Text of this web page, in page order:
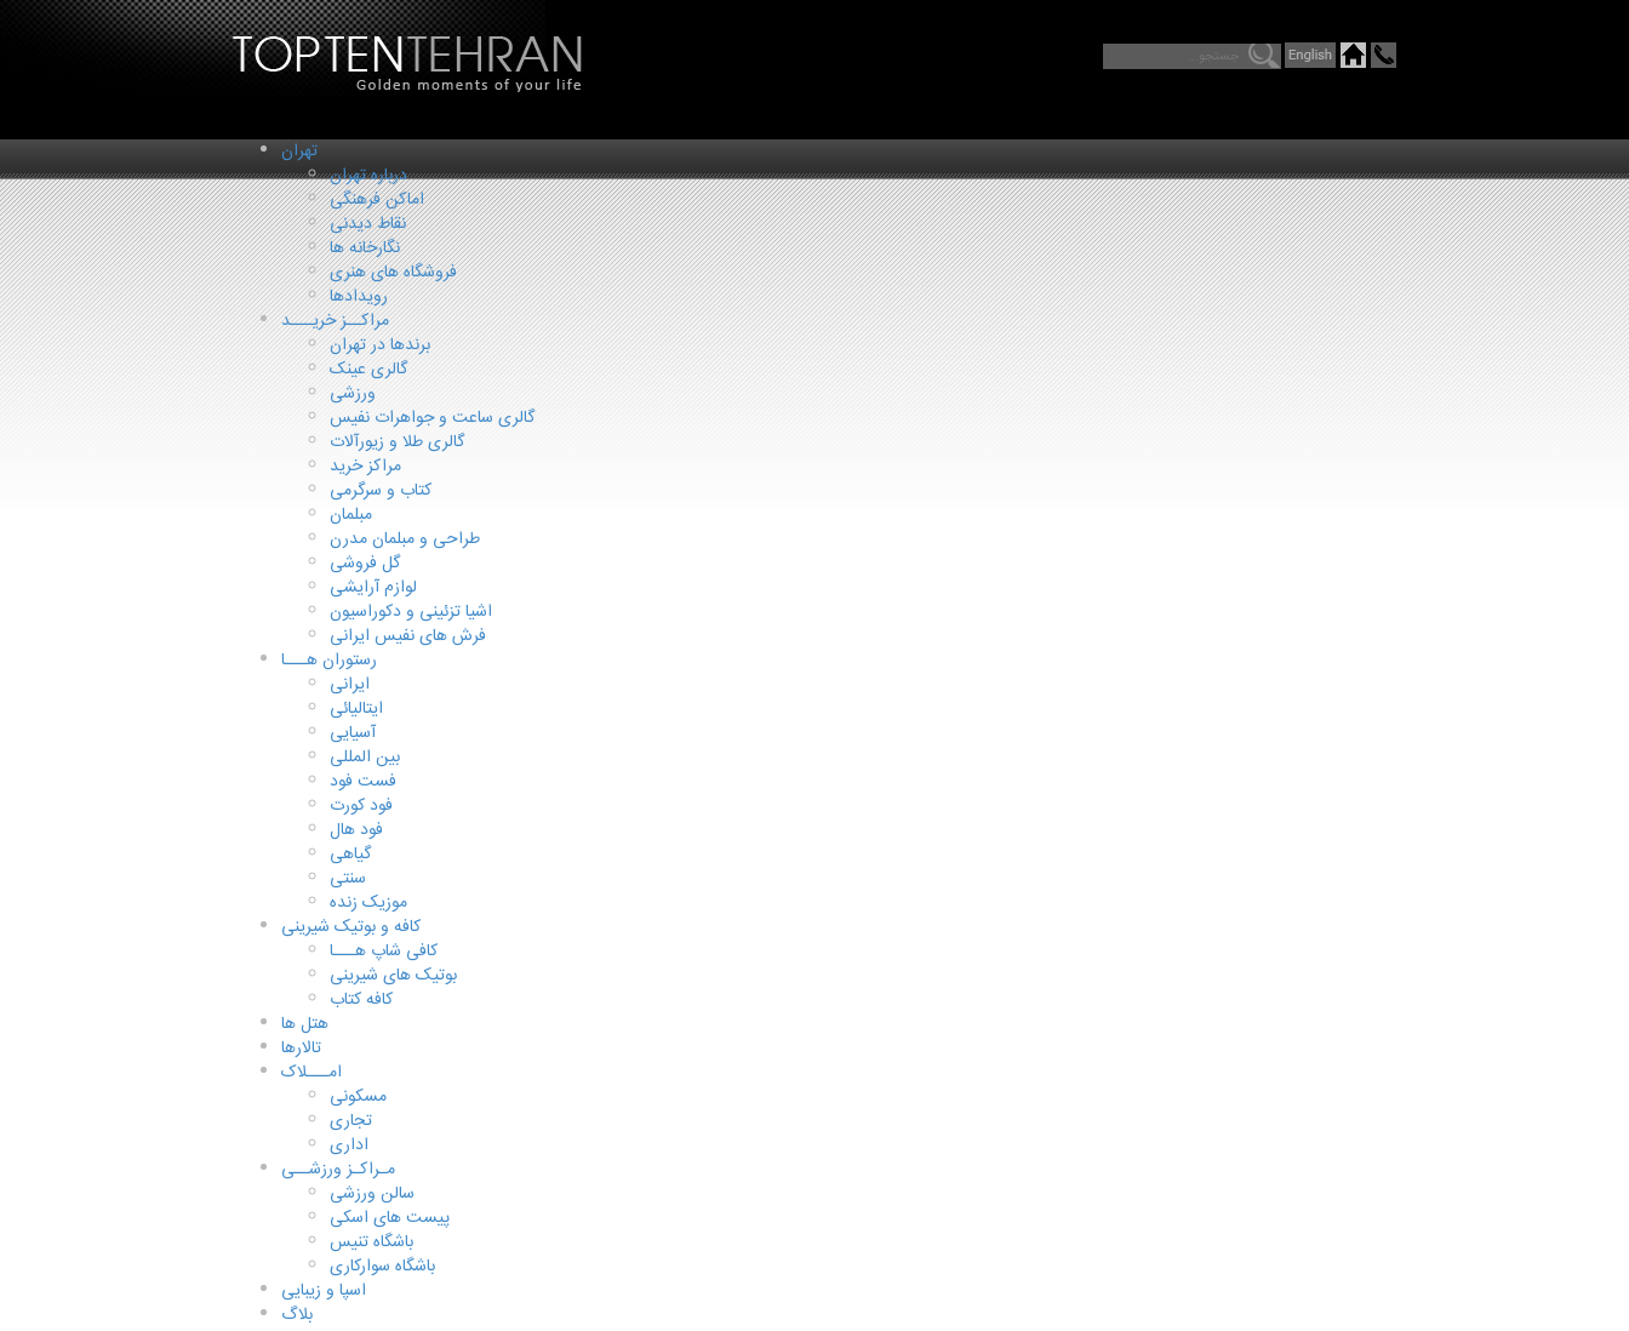
تهران
درباره تهران
اماکن فرهنگی
نقاط دیدنی
نگارخانه ها
فروشگاه های هنری
رویدادها
مراکــز خریـــد
برندها در تهران
گالری عینک
ورزشی
گالری ساعت و جواهرات نفیس
گالری طلا و زیورآلات
مراکز خرید
کتاب و سرگرمی
مبلمان
طراحی و مبلمان مدرن
گل فروشی
لوازم آرایشی
اشیا تزئینی و دکوراسیون
فرش های نفیس ایرانی
رستوران هـــا
ایرانی
ایتالیائی
آسیایی
بین المللی
فست فود
فود کورت
فود هال
گیاهی
سنتی
موزیک زنده
کافه و بوتیک شیرینی
کافی شاپ هـــا
بوتیک های شیرینی
کافه کتاب
هتل ها
تالارها
امـــلاک
مسکونی
تجاری
اداری
مـراکـز ورزشــی
سالن ورزشی
پیست های اسکی
باشگاه تنیس
باشگاه سوارکاری
اسپا و زیبایی
بلاگ